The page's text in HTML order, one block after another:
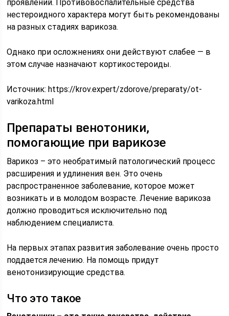
проявлений. Противовоспалительные средства
нестероидного характера могут быть рекомендованы
на разных стадиях варикоза.
Однако при осложнениях они действуют слабее — в
этом случае назначают кортикостероиды.
Источник:https://krov.expert/zdorove/preparaty/ot-
varikoza.html
Препараты венотоники,
помогающие при варикозе
Варикоз – это необратимый патологический процесс
расширения и удлинения вен. Это очень
распространенное заболевание, которое может
возникать и в молодом возрасте. Лечение варикоза
должно проводиться исключительно под
наблюдением специалиста.
На первых этапах развития заболевание очень просто
поддается лечению. На помощь придут
венотонизирующие средства.
Что это такое